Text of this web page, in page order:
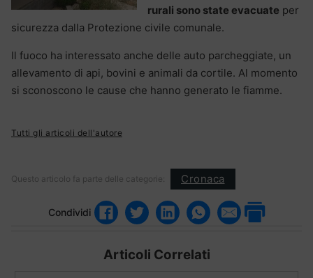
rurali sono state evacuate per
sicurezza dalla Protezione civile comunale.
Il fuoco ha interessato anche delle auto parcheggiate, un
allevamento di api, bovini e animali da cortile. Al momento
si sconoscono le cause che hanno generato le fiamme.
Tutti gli articoli dell'autore
Questo articolo fa parte delle categorie: Cronaca
Condividi
Articoli Correlati